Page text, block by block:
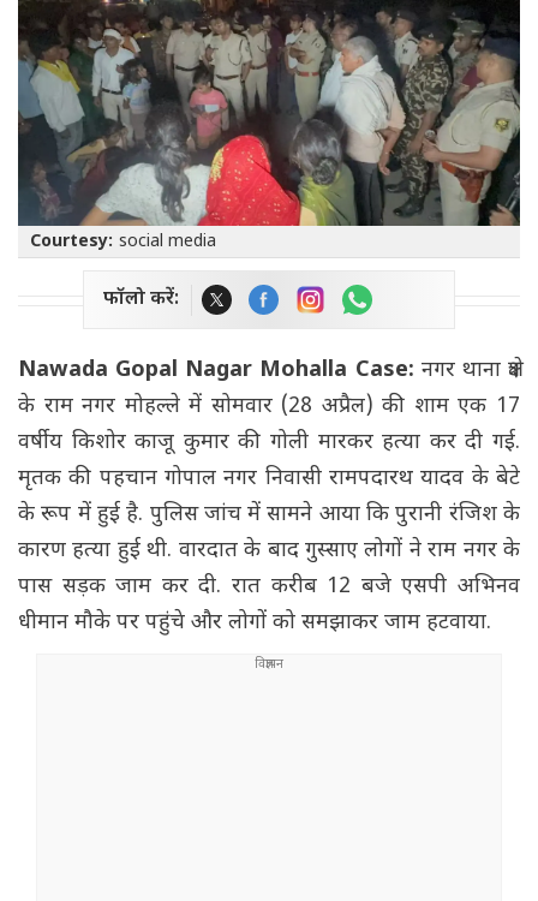
Courtesy: social media
फॉलो करें:
Nawada Gopal Nagar Mohalla Case: नगर थाना क्षेत्र
के राम नगर मोहल्ले में सोमवार (28 अप्रैल) की शाम एक 17
वर्षीय किशोर काजू कुमार की गोली मारकर हत्या कर दी गई.
मृतक की पहचान गोपाल नगर निवासी रामपदारथ यादव के बेटे
के रूप में हुई है. पुलिस जांच में सामने आया कि पुरानी रंजिश के
कारण हत्या हुई थी. वारदात के बाद गुस्साए लोगों ने राम नगर के
पास सड़क जाम कर दी. रात करीब 12 बजे एसपी अभिनव
धीमान मौके पर पहुंचे और लोगों को समझाकर जाम हटवाया.